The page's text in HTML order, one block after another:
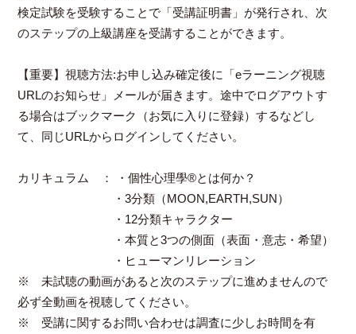
検定試験を受験することで「受講証明書」が発行され、次
のステップの上級講座を受講することができます。
【重要】視聴方法:お申し込み確定後に「eラーニング視聴
URLのお知らせ」メールが届きます。途中でログアウトす
る場合はブックマーク（お気に入りに登録）するなどし
て、同じURLからログインしてください。
カリキュラム ： ・個性心理學®とは何か？
・3分類（MOON,EARTH,SUN）
・12分類キャラクター
・本質と3つの側面（表面・意志・希望）
・ヒューマンリレーション
※ 未試聴の動画があると次のステップに進めませんので
必ず全動画を視聴してください。
※ 受講に関するお問い合わせは調査に少しお時間を有